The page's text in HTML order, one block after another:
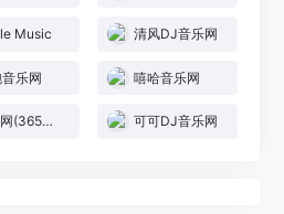
Music 清风DJ音乐网
乐网 嘻哈音乐网
365网(365音乐网) 可可DJ音乐网